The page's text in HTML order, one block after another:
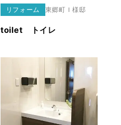
リフォーム 東郷町 Ｉ様邸
toilet トイレ